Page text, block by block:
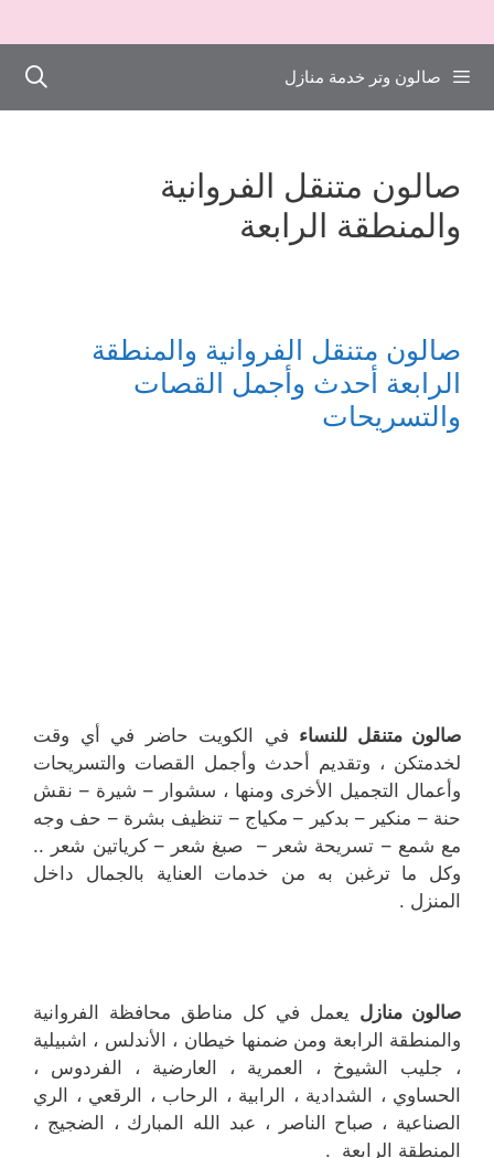
صالون وتر خدمة منازل
صالون متنقل الفروانية
والمنطقة الرابعة
صالون متنقل الفروانية والمنطقة
الرابعة أحدث وأجمل القصات
والتسريحات
صالون متنقل للنساء في الكويت حاضر في أي وقت
لخدمتكن ، وتقديم أحدث وأجمل القصات والتسريحات
وأعمال التجميل الأخرى ومنها ، سشوار – شيرة – نقش
حنة – منكير – بدكير – مكياج – تنظيف بشرة – حف وجه
مع شمع – تسريحة شعر – صبغ شعر – كرياتين شعر ..
وكل ما ترغبن به من خدمات العناية بالجمال داخل
المنزل .
صالون منازل يعمل في كل مناطق محافظة الفروانية
والمنطقة الرابعة ومن ضمنها خيطان ، الأندلس ، اشبيلية
، جليب الشيوخ ، العمرية ، العارضية ، الفردوس ،
الحساوي ، الشدادية ، الرابية ، الرحاب ، الرقعي ، الري
الصناعية ، صباح الناصر ، عبد الله المبارك ، الضجيج ،
المنطقة الرابعة .